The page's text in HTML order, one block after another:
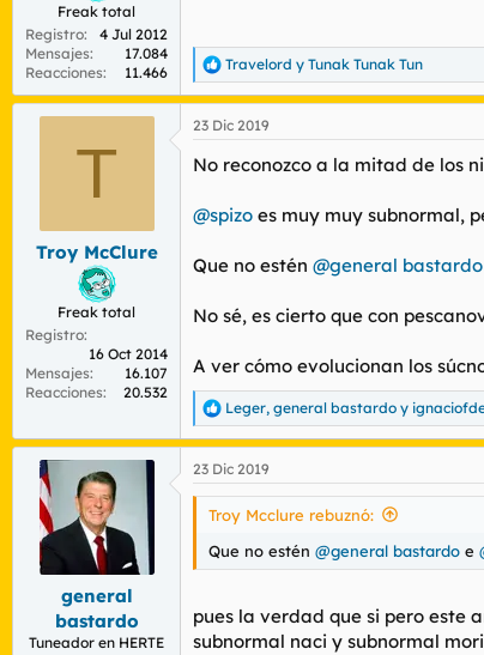
Freak total
Registro
4 Jul 2012
Mensajes
17.084
Reacciones
11.466
R
e
a
c
i
n
e
:
Travelord y Tunak Tunak Tun
T
Troy McClure
Freak total
Registro
16 Oct 2014
Mensajes
16.107
Reacciones
20.532
23 Dic 2019
No reconozco a la mitad de los
@spizo es muy muy subnormal,
Que no estén @general bastardo
No sé, es cierto que con
A ver cómo evolucionan los
R
e
a
c
c
n
e
Leger, general bastardo y
general
bastardo
Tuneador en HERTE
23 Dic 2019
Troy Mcclure rebuznó:
Que no estén @general bastardo e
pues la verdad que si pero este
subnormal naci y subnormal